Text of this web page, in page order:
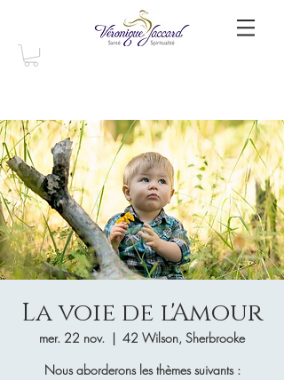
La voie de l'Amour
mer. 22 nov.
  |
42 Wilson, Sherbrooke
Nous aborderons les thèmes suivants :